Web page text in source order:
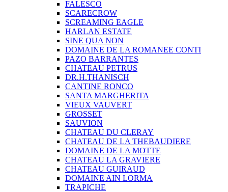
FALESCO
SCARECROW
SCREAMING EAGLE
HARLAN ESTATE
SINE QUA NON
DOMAINE DE LA ROMANEE CONTI
PAZO BARRANTES
CHATEAU PETRUS
DR.H.THANISCH
CANTINE RONCO
SANTA MARGHERITA
VIEUX VAUVERT
GROSSET
SAUVION
CHATEAU DU CLERAY
CHATEAU DE LA THEBAUDIERE
DOMAINE DE LA MOTTE
CHATEAU LA GRAVIERE
CHATEAU GUIRAUD
DOMAINE AIN LORMA
TRAPICHE